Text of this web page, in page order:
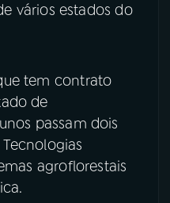
vários estados do
tem contrato
de
passam dois
agroflorestais